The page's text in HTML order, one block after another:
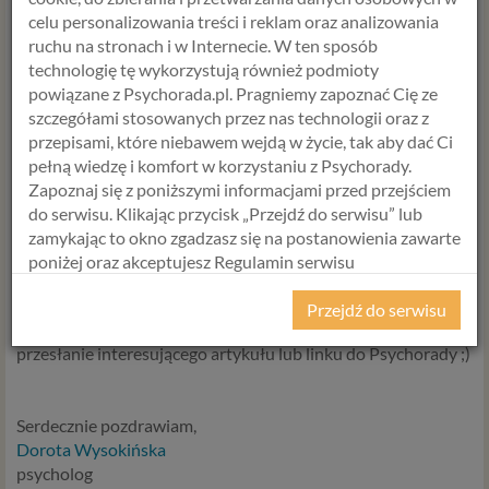
taka osoba, która jest w trakcie leczenia zaburzenia
psychicznego – jak funkcjonuje, jak sobie radzi, a także to,
ja się do niej odnoszę, co to dla mnie oznacza, że ktoś ma
zdiagnozowane zaburzenie psychiczne, jak postrzegam tę
osobę i jej sytuację? Czy jest w moich oczach gorsza?
To bardzo ważne, abyśmy potrafili wykazać się względem
osób cierpiących na zaburzenia psychiczne zrozumieniem,
akceptacją i okazać im wsparcie, którego tak bardzo
potrzebują aby wyzdrowieć.
Czasami wystarczy usmiech, dobre słowo, czy nawet
przesłanie interesującego artykułu lub linku do Psychorady ;)
Serdecznie pozdrawiam,
Dorota Wysokińska
psycholog
celu personalizowania treści i reklam oraz analizowania
ruchu na stronach i w Internecie. W ten sposób
technologię tę wykorzystują również podmioty
powiązane z Psychorada.pl. Pragniemy zapoznać Cię ze
szczegółami stosowanych przez nas technologii oraz z
przepisami, które niebawem wejdą w życie, tak aby dać Ci
pełną wiedzę i komfort w korzystaniu z Psychorady.
Zapoznaj się z poniższymi informacjami przed przejściem
do serwisu. Klikając przycisk „Przejdź do serwisu” lub
zamykając to okno zgadzasz się na postanowienia zawarte
poniżej oraz akceptujesz Regulamin serwisu
Z dniem 25 maja 2018 r. rozpoczyna obowiązywanie
2016/679 z dnia 27 kwietnia 2016 r. w sprawie ochrony
osób fizycznych w związku z przetwarzaniem danych
osobowych i w sprawie swobodnego przepływu takich
Przejdź do serwisu